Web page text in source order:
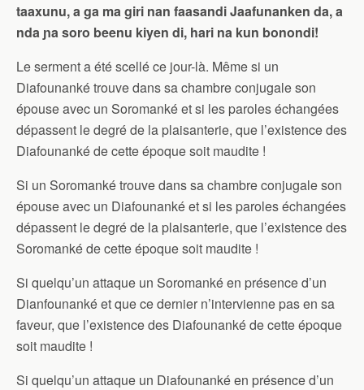
taaxunu, a ga ma giri nan faasandi Jaafunanken da, a
nda ɲa soro beenu kiyen di, hari na kun bonondi!
Le serment a été scellé ce jour-là. Même si un
Diafounanké trouve dans sa chambre conjugale son
épouse avec un Soromanké et si les paroles échangées
dépassent le degré de la plaisanterie, que l’existence des
Diafounanké de cette époque soit maudite !
Si un Soromanké trouve dans sa chambre conjugale son
épouse avec un Diafounanké et si les paroles échangées
dépassent le degré de la plaisanterie, que l’existence des
Soromanké de cette époque soit maudite !
Si quelqu’un attaque un Soromanké en présence d’un
Dianfounanké et que ce dernier n’intervienne pas en sa
faveur, que l’existence des Diafounanké de cette époque
soit maudite !
Si quelqu’un attaque un Diafounanké en présence d’un